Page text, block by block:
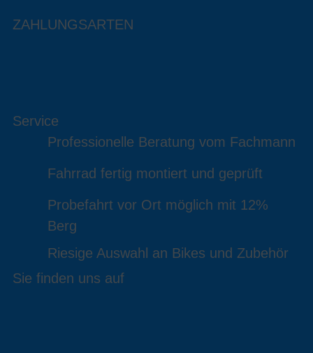
ZAHLUNGSARTEN
Service
Professionelle Beratung vom Fachmann
Fahrrad fertig montiert und geprüft
Probefahrt vor Ort möglich mit 12%
Berg
Riesige Auswahl an Bikes und Zubehör
Sie finden uns auf